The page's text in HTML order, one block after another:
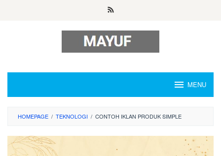
MENU
HOMEPAGE / TEKNOLOGI / CONTOH IKLAN PRODUK SIMPLE